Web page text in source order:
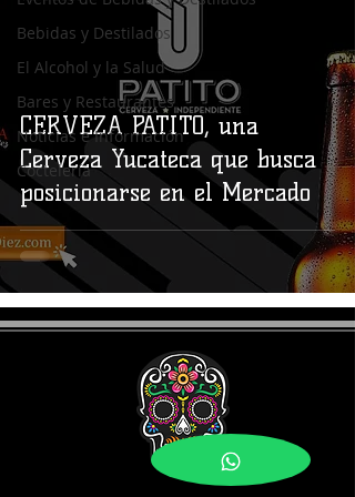
Bebidas y Destilados
El Alcohol y la Salud
Bares y Restaurantes
Noticias e Información
Coctelería
CERVEZA PATITO, una
Cerveza Yucateca que busca
posicionarse en el Mercado